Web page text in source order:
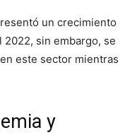
un crecimiento
sin embargo, se
este sector mientras
y